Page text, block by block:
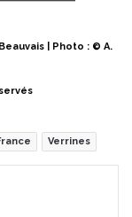
| Photo : © A.
Verrines